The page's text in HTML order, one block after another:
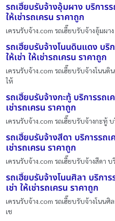
รถเฮี๊ยบรับจ้างอุ้มผาง บริการร
ให้เช่ารถเครน ราคาถูก
เครนรับจ้าง.com รถเฮี๊ยบรับจ้างอุ้มผา
รถเฮี๊ยบรับจ้างโนนดินแดง บริ
ให้เช่า ให้เช่ารถเครน ราคาถูก
เครนรับจ้าง.com รถเฮี๊ยบรับจ้างโนนดิ
ให้
รถเฮี๊ยบรับจ้างกะทู้ บริการรถเ
เช่ารถเครน ราคาถูก
เครนรับจ้าง.com รถเฮี๊ยบรับจ้างกะทู้ บ
รถเฮี๊ยบรับจ้างสีดา บริการรถเ
เช่ารถเครน ราคาถูก
เครนรับจ้าง.com รถเฮี๊ยบรับจ้างสีดา บ
รถเฮี๊ยบรับจ้างโนนศิลา บริการ
เช่า ให้เช่ารถเครน ราคาถูก
เครนรับจ้าง.com รถเฮี๊ยบรับจ้างโนนศิ
เช